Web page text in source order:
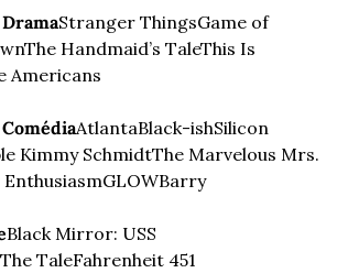
Stranger ThingsGame of
The Handmaid’s TaleThis Is
Americans
AtlantaBlack-ishSilicon
Kimmy SchmidtThe Marvelous Mrs.
GLOWBarry
Black Mirror: USS
The TaleFahrenheit 451